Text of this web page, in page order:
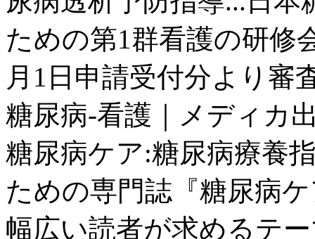
ための第1群看護の研修
月1日申請受付分より審
糖尿病-看護｜メディカ
糖尿病ケア:糖尿病療養
ための専門誌『糖尿病
幅広い読者が求めるテ